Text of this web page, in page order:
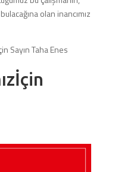
olan inancımız
Sayın Taha Enes